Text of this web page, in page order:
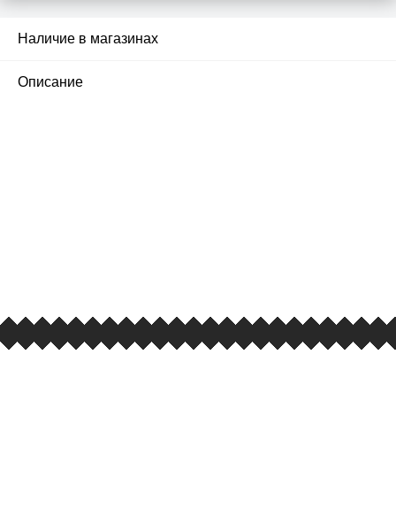
Наличие в магазинах
Описание